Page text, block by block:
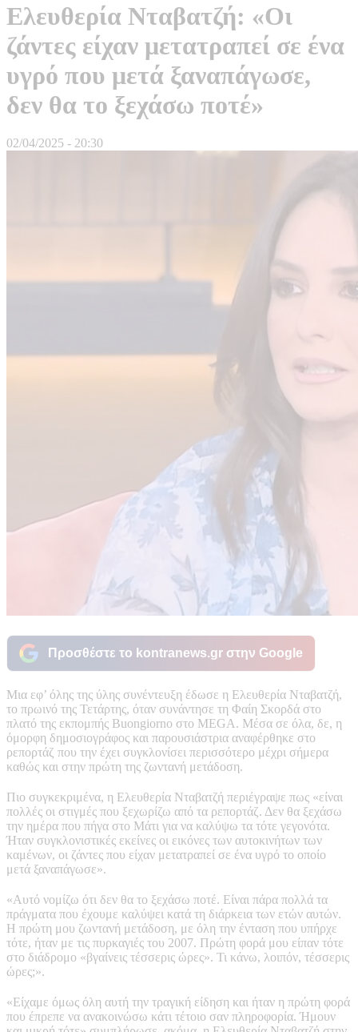
Ελευθερία Νταβατζή: «Οι
ζάντες είχαν μετατραπεί σε ένα
υγρό που μετά ξαναπάγωσε,
δεν θα το ξεχάσω ποτέ»
02/04/2025 - 20:30
Προσθέστε το kontranews.gr στην Google
Μια εφ’ όλης της ύλης συνέντευξη έδωσε η Ελευθερία Νταβατζή,
το πρωινό της Τετάρτης, όταν συνάντησε τη Φαίη Σκορδά στο
πλατό της εκπομπής Buongiorno στο MEGA. Μέσα σε όλα, δε, η
όμορφη δημοσιογράφος και παρουσιάστρια αναφέρθηκε στο
ρεπορτάζ που την έχει συγκλονίσει περισσότερο μέχρι σήμερα
καθώς και στην πρώτη της ζωντανή μετάδοση.
Πιο συγκεκριμένα, η Ελευθερία Νταβατζή περιέγραψε πως «είναι
πολλές οι στιγμές που ξεχωρίζω από τα ρεπορτάζ. Δεν θα ξεχάσω
την ημέρα που πήγα στο Μάτι για να καλύψω τα τότε γεγονότα.
Ήταν συγκλονιστικές εκείνες οι εικόνες των αυτοκινήτων των
καμένων, οι ζάντες που είχαν μετατραπεί σε ένα υγρό το οποίο
μετά ξαναπάγωσε».
«Αυτό νομίζω ότι δεν θα το ξεχάσω ποτέ. Είναι πάρα πολλά τα
πράγματα που έχουμε καλύψει κατά τη διάρκεια των ετών αυτών.
Η πρώτη μου ζωντανή μετάδοση, με όλη την ένταση που υπήρχε
τότε, ήταν με τις πυρκαγιές του 2007. Πρώτη φορά μου είπαν τότε
στο διάδρομο «βγαίνεις τέσσερις ώρες». Τι κάνω, λοιπόν, τέσσερις
ώρες;».
«Είχαμε όμως όλη αυτή την τραγική είδηση και ήταν η πρώτη φορά
που έπρεπε να ανακοινώσω κάτι τέτοιο σαν πληροφορία. Ήμουν